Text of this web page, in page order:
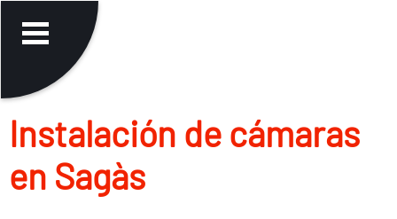
Instalación de cámaras
en Sagàs